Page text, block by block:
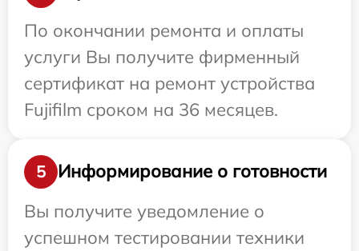
По окончании ремонта и оплаты
услуги Вы получите фирменный
сертификат на ремонт устройства
Fujifilm сроком на 36 месяцев.
5
Информирование о готовности
Вы получите уведомление о
успешном тестировании техники